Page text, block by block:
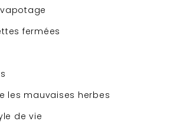
fermées
les mauvaises herbes
de vie